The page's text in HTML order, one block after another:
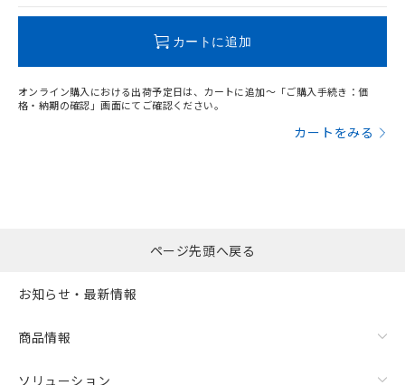
カートに追加
オンライン購入における出荷予定日は、カートに追加～「ご購入手続き：価
格・納期の確認」画面にてご確認ください。
カートをみる
ページ先頭へ戻る
お知らせ・最新情報
商品情報
ソリューション